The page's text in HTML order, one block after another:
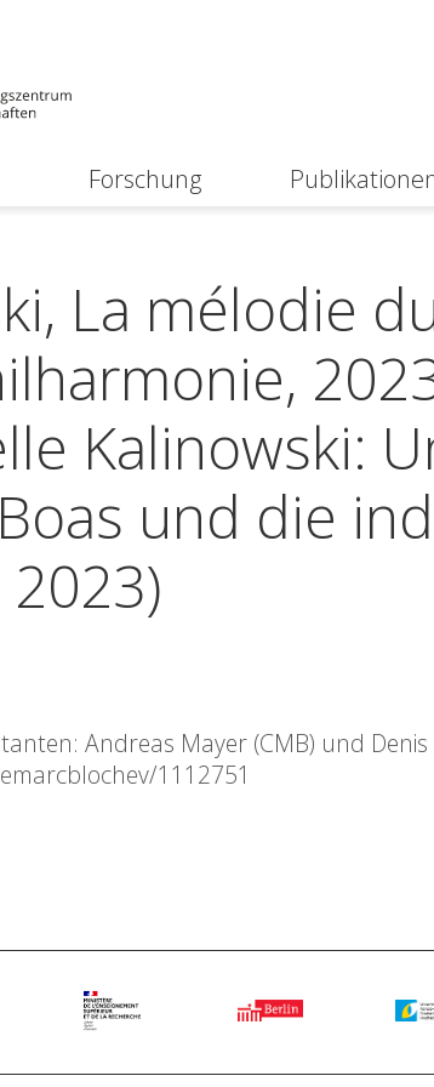
Forschung
La mélodie
Kalinowski:
und die
Andreas Mayer (CMB) und
1112751